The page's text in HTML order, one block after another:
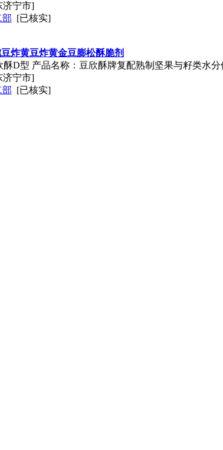
济宁市]
部 [已核实]
炸黄豆炸黄金豆膨松酥脆剂
酥D型 产品名称： 豆欣酥牌复配熟制坚果与籽类水
济宁市]
部 [已核实]